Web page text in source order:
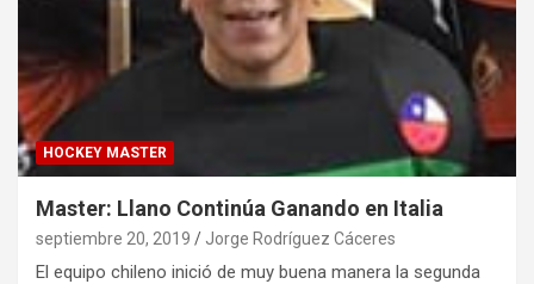
HOCKEY MASTER
Master: Llano Continúa Ganando en Italia
septiembre 20, 2019 Jorge Rodríguez Cáceres
El equipo chileno inició de muy buena manera la segunda